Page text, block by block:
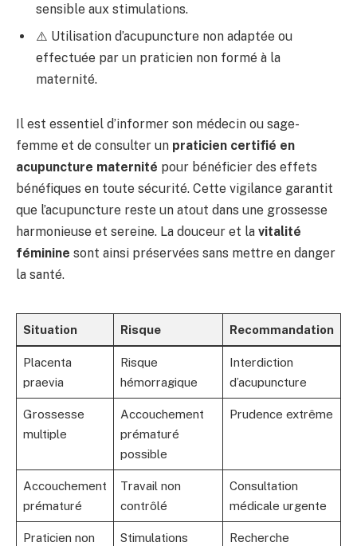
sensible aux stimulations.
⚠️ Utilisation d’acupuncture non adaptée ou
effectuée par un praticien non formé à la
maternité.
Il est essentiel d’informer son médecin ou sage-
femme et de consulter un praticien certifié en
acupuncture maternité pour bénéficier des effets
bénéfiques en toute sécurité. Cette vigilance garantit
que l’acupuncture reste un atout dans une grossesse
harmonieuse et sereine. La douceur et la vitalité
féminine sont ainsi préservées sans mettre en danger
la santé.
Situation Risque Recommandation
Placenta
praevia
Risque
hémorragique
Interdiction
d’acupuncture
Grossesse
multiple
Accouchement
prématuré
possible
Prudence extrême
Accouchement
prématuré
Travail non
contrôlé
Consultation
médicale urgente
Praticien non
Stimulations
Recherche